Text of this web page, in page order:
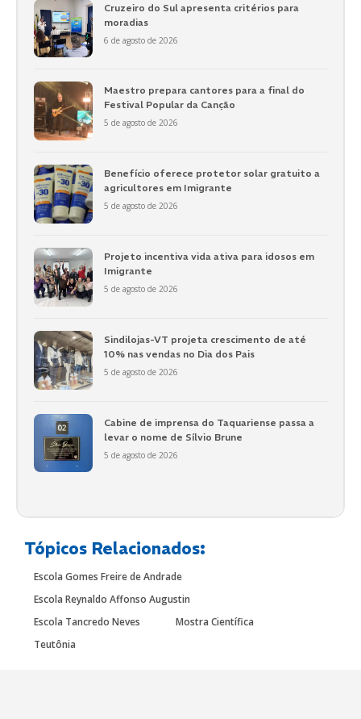
Cruzeiro do Sul apresenta critérios para
moradias
6 de agosto de 2026
Maestro prepara cantores para a final do
Festival Popular da Canção
5 de agosto de 2026
Benefício oferece protetor solar gratuito a
agricultores em Imigrante
5 de agosto de 2026
Projeto incentiva vida ativa para idosos em
Imigrante
5 de agosto de 2026
Sindilojas-VT projeta crescimento de até
10% nas vendas no Dia dos Pais
5 de agosto de 2026
Cabine de imprensa do Taquariense passa a
levar o nome de Sílvio Brune
5 de agosto de 2026
Tópicos Relacionados:
Escola Gomes Freire de Andrade
Escola Reynaldo Affonso Augustin
Escola Tancredo Neves
Mostra Científica
Teutônia